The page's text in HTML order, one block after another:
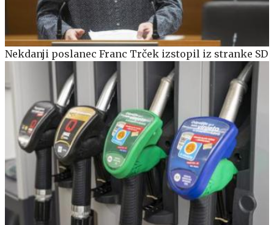
Nekdanji poslanec Franc Trček izstopil iz stranke SD